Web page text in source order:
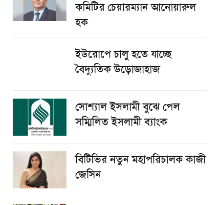
কমিটির চেয়ারম্যান আনোয়ারুল
হক
ইউরোপে চালু হতে যাচ্ছে
বৈদ্যুতিক উড়োজাহাজ
সোশ্যাল ইসলামী বুঝে পেল
সম্মিলিত ইসলামী ব্যাংক
বিটিভির নতুন মহাপরিচালক কাজী
জেসিন